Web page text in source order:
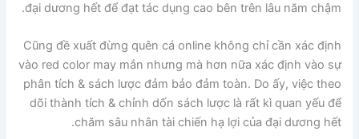
đại dương hết để đạt tác dụng cao bên trên lâu năm chậm.
Cũng đề xuất đừng quên cá online không chỉ cần xác định
vào red color may mắn nhưng mà hơn nữa xác định vào sự
phân tích & sách lược đảm bảo đảm toàn. Do ấy, việc theo
dõi thành tích & chỉnh dốn sách lược là rất kì quan yếu để
chăm sâu nhân tài chiến hạ lợi của đại dương hết.